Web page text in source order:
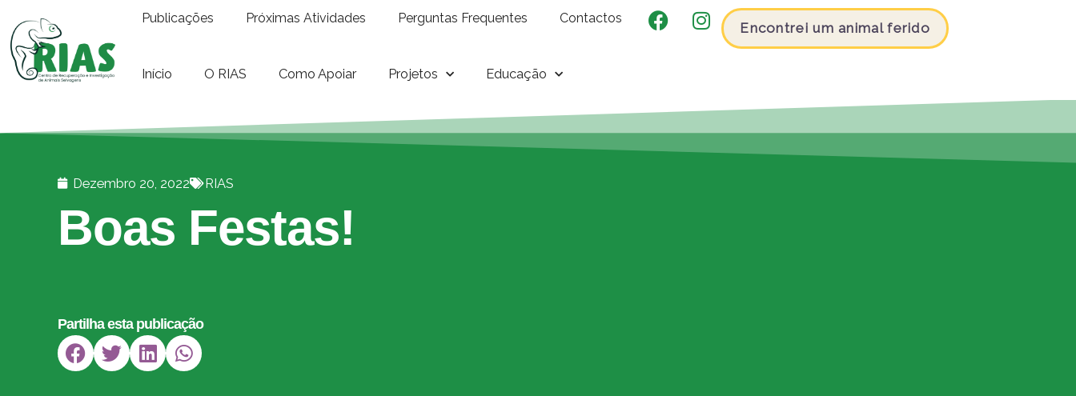
Publicações Próximas Atividades Perguntas Frequentes Contactos
Encontrei um animal ferido
Início O RIAS Como Apoiar Projetos Educação
Dezembro 20, 2022 RIAS
Boas Festas!
Partilha esta publicação